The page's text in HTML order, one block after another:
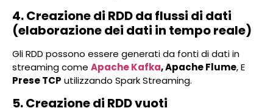
4. Creazione di RDD da flussi di dati
(elaborazione dei dati in tempo reale)
Gli RDD possono essere generati da fonti di dati in
streaming come Apache Kafka, Apache Flume, E
Prese TCP utilizzando Spark Streaming.
5. Creazione di RDD vuoti